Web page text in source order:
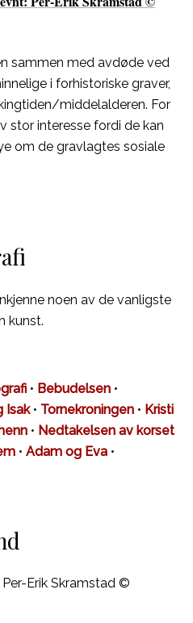
sammen med avdøde ved
i forhistoriske graver,
middelalderen. For
stor interesse fordi de kan
om de gravlagtes sosiale
noen av de vanligste
kunst.
• Bebudelsen •
Isak• Tornekroningen • Kristi
• Nedtakelsen av korset
• Adam og Eva •